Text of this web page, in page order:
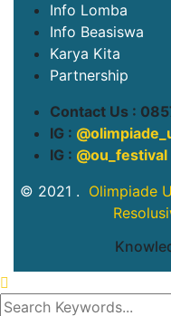
Info Lomba
Info Beasiswa
Karya Kita
Partnership
Contact Us :
IG :
IG : @ou_festival
© 2021 . Olimpiade